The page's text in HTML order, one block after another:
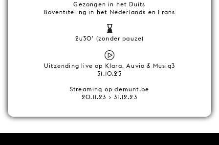
Gezongen in het Duits
Boventiteling in het Nederlands en Frans
2u30' (zonder pauze)
Uitzending live op Klara, Auvio & Musiq3
31.10.23
Streaming op demunt.be
20.11.23 > 31.12.23